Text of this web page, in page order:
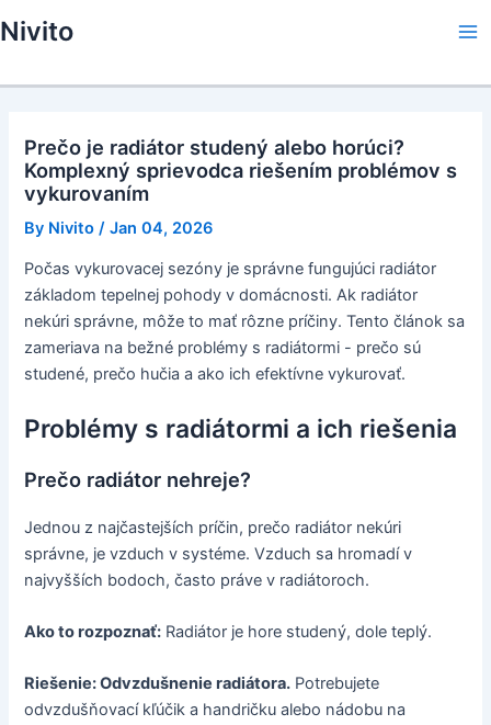
to
Nivito
Prečo je radiátor studený alebo horúci?
Komplexný sprievodca riešením problémov s
vykurovaním
By Nivito /Jan 04, 2026
Počas vykurovacej sezóny je správne fungujúci radiátor
základom tepelnej pohody v domácnosti. Ak radiátor
nekúri správne, môže to mať rôzne príčiny. Tento článok sa
zameriava na bežné problémy s radiátormi - prečo sú
studené, prečo hučia a ako ich efektívne vykurovať.
Problémy s radiátormi a ich riešenia
Prečo radiátor nehreje?
Jednou z najčastejších príčin, prečo radiátor nekúri
správne, je vzduch v systéme. Vzduch sa hromadí v
najvyšších bodoch, často práve v radiátoroch.
Ako to rozpoznať: Radiátor je hore studený, dole teplý.
Riešenie: Odvzdušnenie radiátora. Potrebujete
odvzdušňovací kľúčik a handričku alebo nádobu na